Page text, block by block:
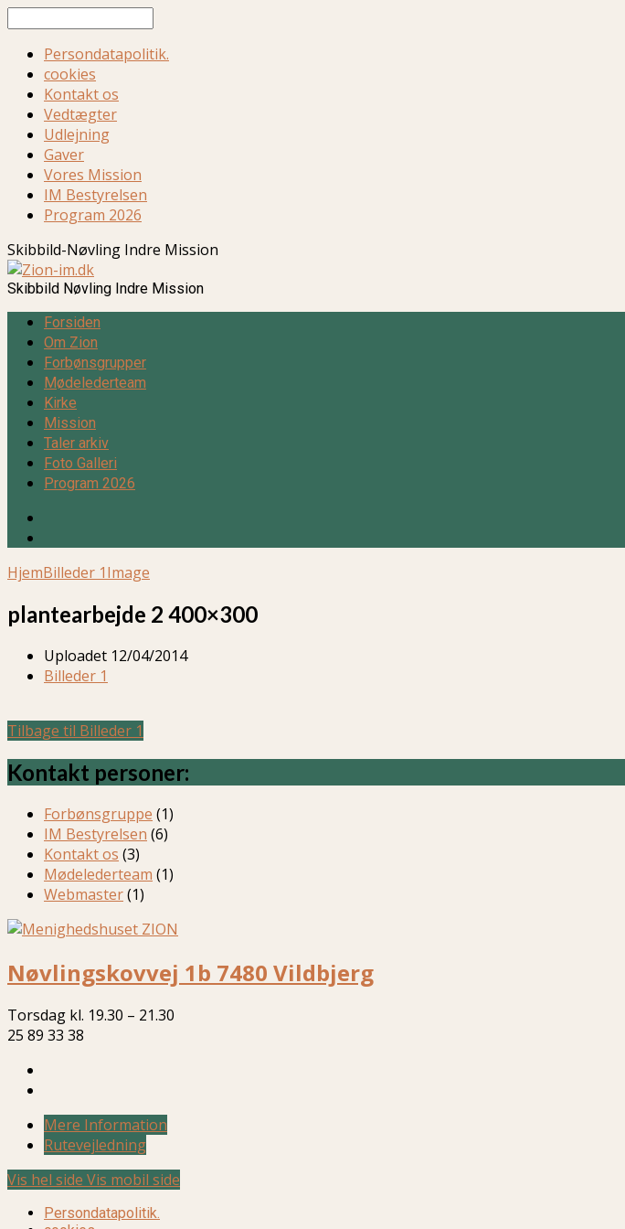
Persondatapolitik.
cookies
Kontakt os
Vedtægter
Udlejning
Gaver
Vores Mission
IM Bestyrelsen
Program 2026
Skibbild-Nøvling Indre Mission
Skibbild Nøvling Indre Mission
Forsiden
Om Zion
Forbønsgrupper
Mødelederteam
Kirke
Mission
Taler arkiv
Foto Galleri
Program 2026
HjemBilleder 1Image
plantearbejde 2 400×300
Uploadet 12/04/2014
Billeder 1
Tilbage til Billeder 1
Kontakt personer:
Forbønsgruppe (1)
IM Bestyrelsen (6)
Kontakt os (3)
Mødelederteam (1)
Webmaster(1)
Nøvlingskovvej 1b 7480 Vildbjerg
Torsdag kl. 19.30 – 21.30
25 89 33 38
Mere Information
Rutevejledning
Vis hel side Vis mobil side
Persondatapolitik.